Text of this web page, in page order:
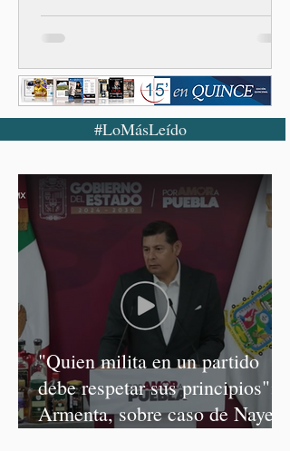
#LoMásLeído
"Quien milita en un partido
debe respetar sus principios":
Armenta, sobre caso de Nayeli